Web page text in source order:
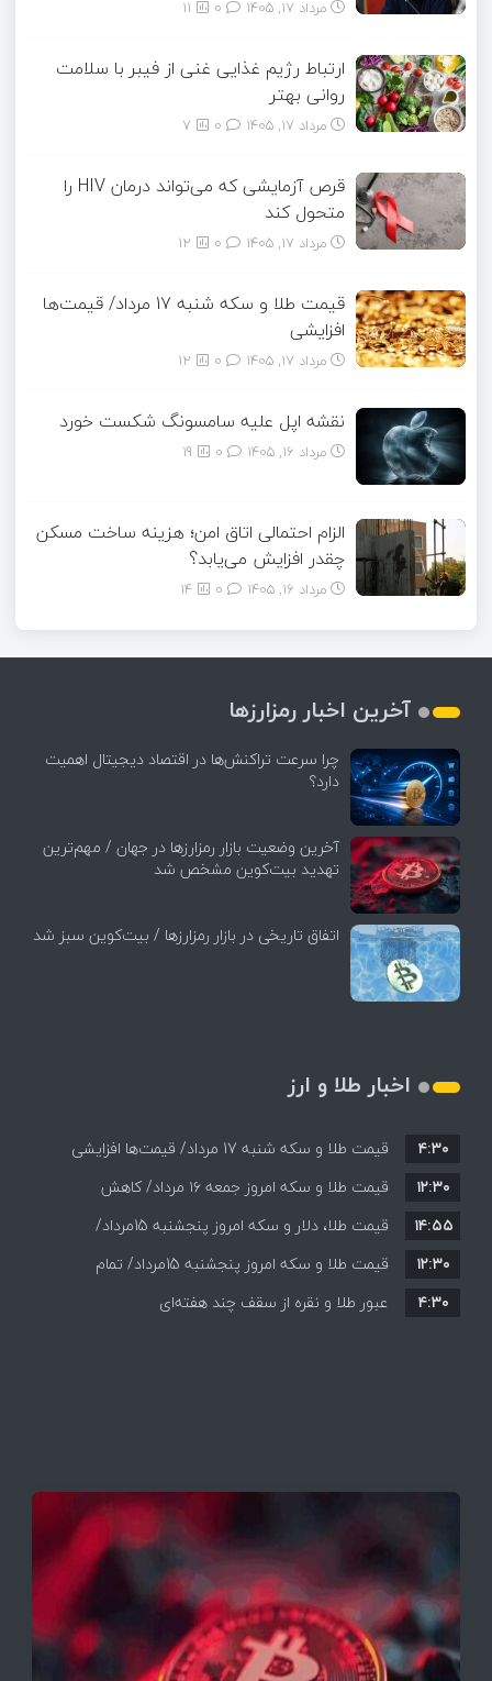
مرداد ۱۷, ۱۴۰۵ 11
ارتباط رژیم غذایی غنی از فیبر با سلامت
روانی بهتر
مرداد ۱۷, ۱۴۰۵ 7
قرص آزمایشی که می‌تواند درمان HIV را
متحول کند
مرداد ۱۷, ۱۴۰۵ 12
قیمت طلا و سکه شنبه 17 مرداد/ قیمت‌ها
افزایشی
مرداد ۱۷, ۱۴۰۵ 12
نقشه اپل علیه سامسونگ شکست خورد
مرداد ۱۶, ۱۴۰۵ 19
الزام احتمالی اتاق امن؛ هزینه ساخت مسکن
چقدر افزایش می‌یابد؟
مرداد ۱۶, ۱۴۰۵ 14
آخرین اخبار رمزارزها
چرا سرعت تراکنش‌ها در اقتصاد دیجیتال اهمیت
دارد؟
آخرین وضعیت بازار رمزارزها در جهان / مهم‌ترین
تهدید بیت‌کوین مشخص شد
اتفاق تاریخی در بازار رمزارزها / بیت‌کوین سبز شد
اخبار طلا و ارز
قیمت طلا و سکه شنبه 17 مرداد/ قیمت‌ها افزایشی
۴:۳۰
قیمت طلا و سکه امروز جمعه ۱۶ مرداد/ کاهش
قیمت ها+ جدول و جزییات
۱۲:۳۰
قیمت طلا، دلار و سکه امروز پنجشنبه 15مرداد/
افزایش قیمت ها + جدول
۱۴:۵۵
قیمت طلا و سکه امروز پنجشنبه 15مرداد/ تمام
قیمت ها بر مدار افزایش + جدول
۱۲:۳۰
عبور طلا و نقره از سقف چند هفته‌ای
۴:۳۰